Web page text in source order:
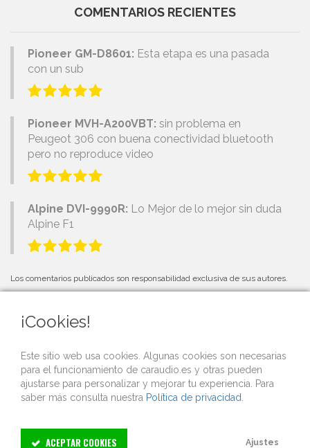
COMENTARIOS RECIENTES
Pioneer GM-D8601: Esta etapa es una pasada
con un sub
Pioneer MVH-A200VBT: sin problema en
Peugeot 306 con buena conectividad bluetooth
pero no reproduce video
Alpine DVI-9990R: Lo Mejor de lo mejor sin duda
Alpine F1
Los comentarios publicados son responsabilidad exclusiva de sus autores.
Si organizas una competición o evento de car audio y quieres que lo
publicitemos gratis desde nuestra web,contacta con nosotros.
¡Cookies!
Este sitio web usa cookies. Algunas cookies son necesarias
para el funcionamiento de caraudio.es y otras pueden
ajustarse para personalizar y mejorar tu experiencia. Para
saber más consulta nuestra Política de privacidad
ACEPTAR COOKIES Ajustes